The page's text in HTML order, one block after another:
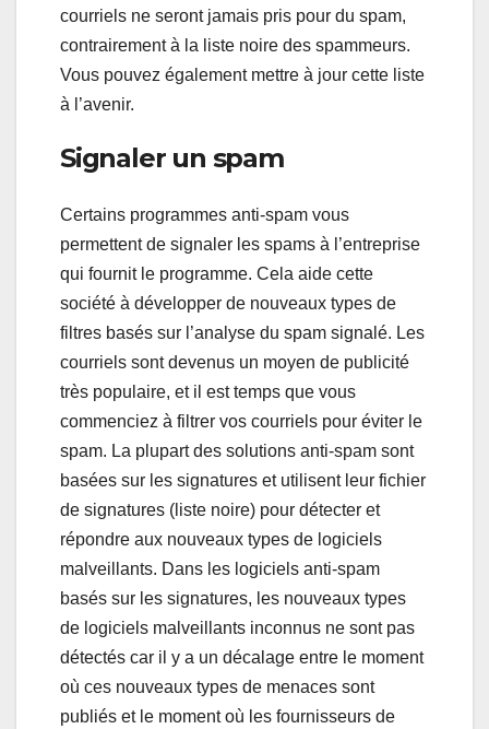
courriels ne seront jamais pris pour du spam,
contrairement à la liste noire des spammeurs.
Vous pouvez également mettre à jour cette liste
à l’avenir.
Signaler un spam
Certains programmes anti-spam vous
permettent de signaler les spams à l’entreprise
qui fournit le programme. Cela aide cette
société à développer de nouveaux types de
filtres basés sur l’analyse du spam signalé. Les
courriels sont devenus un moyen de publicité
très populaire, et il est temps que vous
commenciez à filtrer vos courriels pour éviter le
spam. La plupart des solutions anti-spam sont
basées sur les signatures et utilisent leur fichier
de signatures (liste noire) pour détecter et
répondre aux nouveaux types de logiciels
malveillants. Dans les logiciels anti-spam
basés sur les signatures, les nouveaux types
de logiciels malveillants inconnus ne sont pas
détectés car il y a un décalage entre le moment
où ces nouveaux types de menaces sont
publiés et le moment où les fournisseurs de